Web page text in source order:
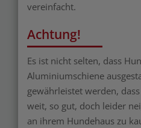
vereinfacht.
Achtung!
Es ist nicht selten, dass
Aluminiumschiene
gewährleistet werden,
weit, so gut, doch leider
an ihrem Hundehaus zu